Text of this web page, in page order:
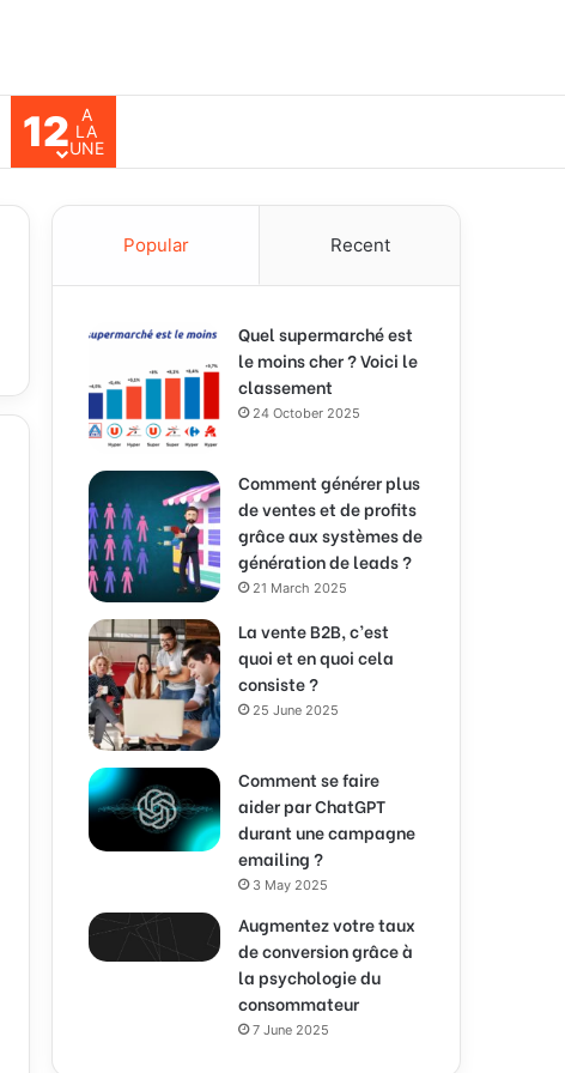
Search for
12
A
LA
UNE
Popular Recent
Quel supermarché est
le moins cher ? Voici le
classement
24 October 2025
Comment générer plus
de ventes et de profits
grâce aux systèmes de
génération de leads ?
21 March 2025
La vente B2B, c’est
quoi et en quoi cela
consiste ?
25 June 2025
Comment se faire
aider par ChatGPT
durant une campagne
emailing ?
3 May 2025
Augmentez votre taux
de conversion grâce à
la psychologie du
consommateur
7 June 2025